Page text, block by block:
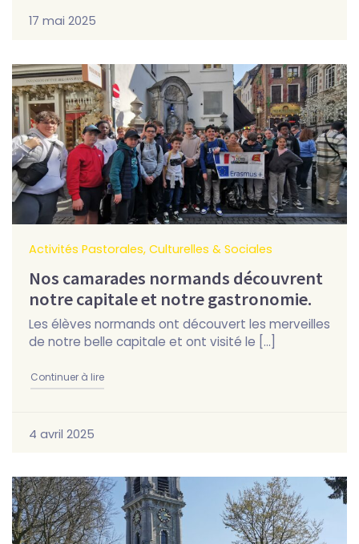
17 mai 2025
Nos camarades normands découvrent
notre capitale et notre gastronomie.
Activités Pastorales, Culturelles & Sociales
Les élèves normands ont découvert les merveilles
de notre belle capitale et ont visité le […]
Continuer à lire"Nos camarades normands découvrent notre
4 avril 2025